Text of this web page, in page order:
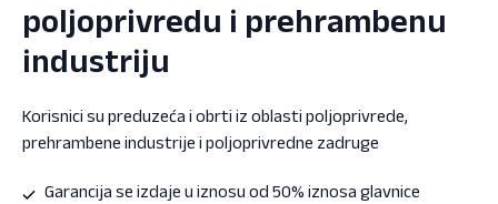
poljoprivredu i prehrambenu
industriju
Korisnici su preduzeća i obrti iz oblasti poljoprivrede,
prehrambene industrije i poljoprivredne zadruge
Garancija se izdaje u iznosu od 50% iznosa glavnice